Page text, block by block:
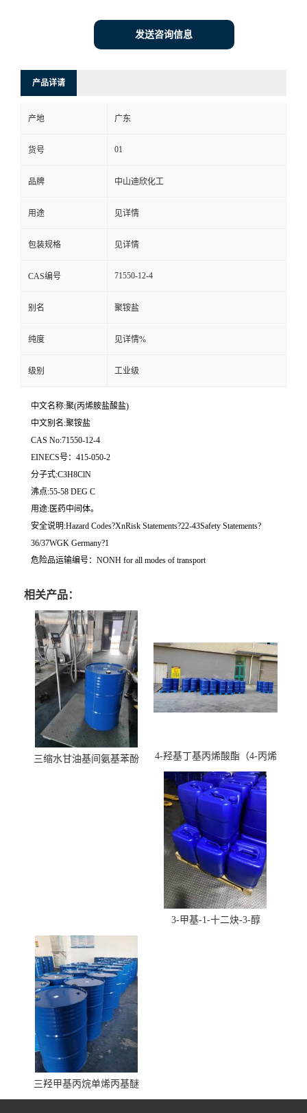
式
在
线
留
言
发送咨询信息
产品详请
产地 广东
货号 01
品牌 中山迪欣化工
用途 见详情
包装规格 见详情
CAS编号 71550-12-4
别名 聚铵盐
纯度 见详情%
级别 工业级
中文名称:聚(丙烯胺盐酸盐)
中文别名:聚铵盐
CAS No:71550-12-4
EINECS号：415-050-2
分子式:C3H8ClN
沸点:55-58 DEG C
用途:医药中间体。
安全说明:Hazard Codes?XnRisk Statements?22-43Safety Statements?
36/37WGK Germany?1
危险品运输编号：NONH for all modes of transport
相关产品：
三缩水甘油基间氨基苯酚
4-羟基丁基丙烯酸酯（4-丙烯
酸羟丁酯）
3-甲基-1-十二炔-3-醇
三羟甲基丙烷单烯丙基醚